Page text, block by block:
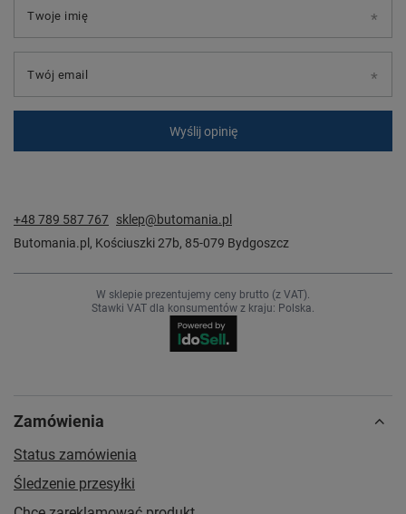
Twoje imię
Twój email
Wyślij opinię
+48 789 587 767 sklep@butomania.pl
Butomania.pl , Kościuszki 27b, 85-079 Bydgoszcz
W sklepie prezentujemy ceny brutto (z VAT).
Stawki VAT dla konsumentów z kraju: Polska.
Zamówienia
Status zamówienia
Śledzenie przesyłki